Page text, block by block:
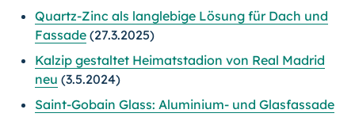
Quartz-Zinc als langlebige Lösung für Dach und
Fassade (27.3.2025)
Kalzip gestaltet Heimatstadion von Real Madrid
neu (3.5.2024)
Saint-Gobain Glass: Aluminium- und Glasfassade